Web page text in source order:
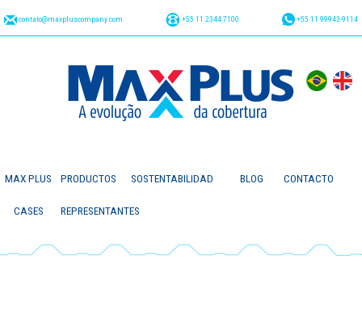
contato@maxpluscompany.com +55 11 2344 7100 +55 11 99943-9114
MAX PLUS PRODUCTOS SOSTENTABILIDAD BLOG CONTACTO
CASES REPRESENTANTES